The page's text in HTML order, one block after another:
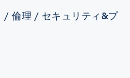
/ 倫理 / セキュリティ&プ